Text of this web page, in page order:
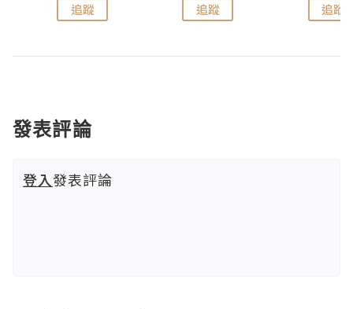
追蹤 追蹤 追蹤
發表評論
登入發表評論